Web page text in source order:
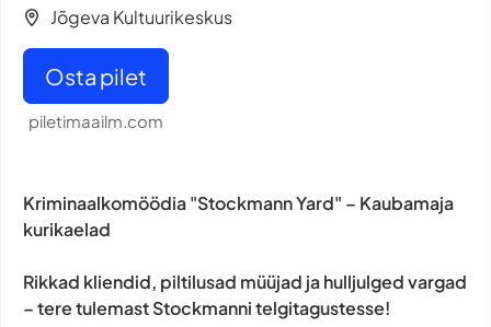
Jõgeva Kultuurikeskus
Osta pilet
piletimaailm.com
Kriminaalkomöödia "Stockmann Yard" – Kaubamaja
kurikaelad
Rikkad kliendid, piltilusad müüjad ja hulljulged vargad
– tere tulemast Stockmanni telgitagustesse!